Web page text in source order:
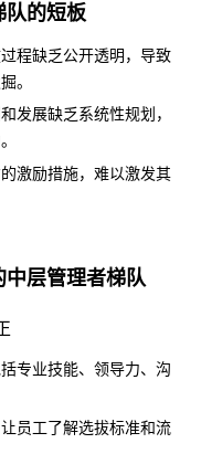
队的短板
程缺乏公开透明，导致
。
发展缺乏系统性规划，
激励措施，难以激发其
层管理者梯队
专业技能、领导力、沟
员工了解选拔标准和流